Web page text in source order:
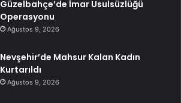
Güzelbahçe’de İmar Usulsüzlüğü
Operasyonu
Ağustos 9, 2026
Nevşehir’de Mahsur Kalan Kadın
Kurtarıldı
Ağustos 9, 2026